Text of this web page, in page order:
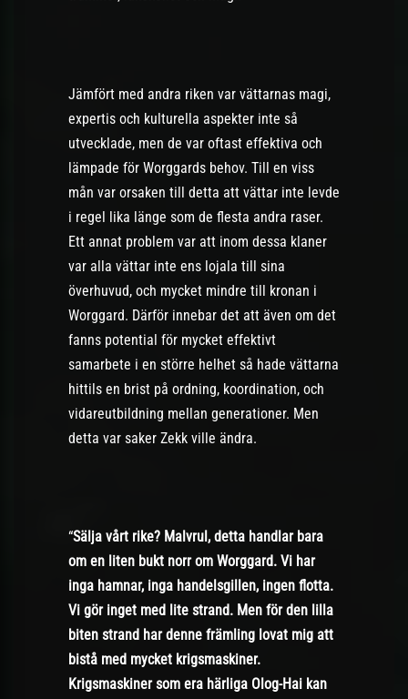
Jämfört med andra riken var vättarnas magi,
expertis och kulturella aspekter inte så
utvecklade, men de var oftast effektiva och
lämpade för Worggards behov. Till en viss
mån var orsaken till detta att vättar inte levde
i regel lika länge som de flesta andra raser.
Ett annat problem var att inom dessa klaner
var alla vättar inte ens lojala till sina
överhuvud, och mycket mindre till kronan i
Worggard. Därför innebar det att även om det
fanns potential för mycket effektivt
samarbete i en större helhet så hade vättarna
hittils en brist på ordning, koordination, och
vidareutbildning mellan generationer. Men
detta var saker Zekk ville ändra.
“Sälja vårt rike? Malvrul, detta handlar bara
om en liten bukt norr om Worggard. Vi har
inga hamnar, inga handelsgillen, ingen flotta.
Vi gör inget med lite strand. Men för den lilla
biten strand har denne främling lovat mig att
bistå med mycket krigsmaskiner.
Krigsmaskiner som era härliga Olog-Hai kan